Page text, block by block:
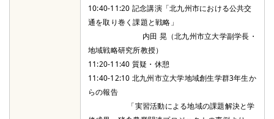
10:40-11:20 記念講演「北九州市における公共交
通を取り巻く課題と戦略」
内⽥ 晃（北九州市⽴⼤学副学⻑・
地域戦略研究所教授）
11:20-11:40 質疑・休憩
11:40-12:10 北九州市⽴⼤学地域創⽣学群3年⽣か
らの報告
「実習活動による地域の課題解決と学